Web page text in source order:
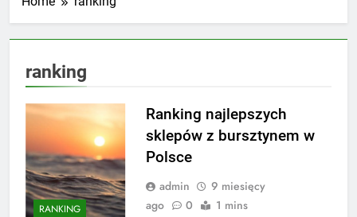
ranking
RANKING
Ranking najlepszych
sklepów z bursztynem w
Polsce
admin
9 miesięcy
ago
0 1 mins